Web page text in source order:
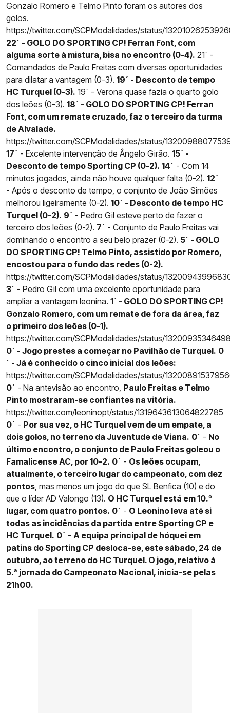
Gonzalo Romero e Telmo Pinto foram os autores dos
golos.
https://twitter.com/SCPModalidades/status/
22´ - GOLO DO SPORTING CP! Ferran Font, com
alguma sorte à mistura, bisa no encontro (0-4). 21´ -
Comandados de Paulo Freitas com diversas oportunidades
para dilatar a vantagem (0-3). 19´ - Desconto de tempo
HC Turquel (0-3). 19´ - Verona quase fazia o quarto golo
dos leões (0-3). 18´ - GOLO DO SPORTING CP! Ferran
Font, com um remate cruzado, faz o terceiro da turma
de Alvalade.
https://twitter.com/SCPModalidades/status/
17´ - Excelente intervenção de Ângelo Girão. 15´ -
Desconto de tempo Sporting CP (0-2). 14´ - Com 14
minutos jogados, ainda não houve qualquer falta (0-2). 12´
- Após o desconto de tempo, o conjunto de João Simões
melhorou ligeiramente (0-2). 10´ - Desconto de tempo HC
Turquel (0-2). 9´ - Pedro Gil esteve perto de fazer o
terceiro dos leões (0-2). 7´ - Conjunto de Paulo Freitas vai
dominando o encontro a seu belo prazer (0-2). 5´ - GOLO
DO SPORTING CP! Telmo Pinto, assistido por Romero,
encostou para o fundo das redes (0-2).
https://twitter.com/SCPModalidades/status/
3´ - Pedro Gil com uma excelente oportunidade para
ampliar a vantagem leonina. 1´ - GOLO DO SPORTING CP!
Gonzalo Romero, com um remate de fora da área, faz
o primeiro dos leões (0-1).
https://twitter.com/SCPModalidades/status/
0´ - Jogo prestes a começar no Pavilhão de Turquel. 0
´ - Já é conhecido o cinco inicial dos leões:
https://twitter.com/SCPModalidades/status/
0´ - Na antevisão ao encontro, Paulo Freitas e Telmo
Pinto mostraram-se confiantes na vitória.
https://twitter.com/leoninopt/status/1319643613064822785
0´ - Por sua vez, o HC Turquel vem de um empate, a
dois golos, no terreno da Juventude de Viana. 0´ - No
último encontro, o conjunto de Paulo Freitas goleou o
Famalicense AC, por 10-2. 0´ - Os leões ocupam,
atualmente, o terceiro lugar do campeonato, com dez
pontos, mas menos um jogo do que SL Benfica (10) e do
que o líder AD Valongo (13). O HC Turquel está em 10.º
lugar, com quatro pontos. 0´ - O Leonino leva até si
todas as incidências da partida entre Sporting CP e
HC Turquel. 0´ - A equipa principal de hóquei em
patins do Sporting CP desloca-se, este sábado, 24 de
outubro, ao terreno do HC Turquel. O jogo, relativo à
5.ª jornada do Campeonato Nacional, inicia-se pelas
21h00.